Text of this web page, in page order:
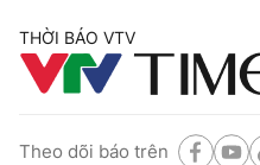
THỜI BÁO VTV
Theo dõi báo trên